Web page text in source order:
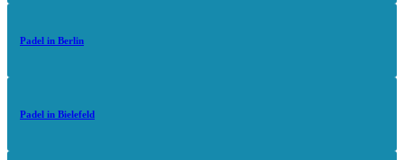
Padel in Berlin
Padel in Bielefeld